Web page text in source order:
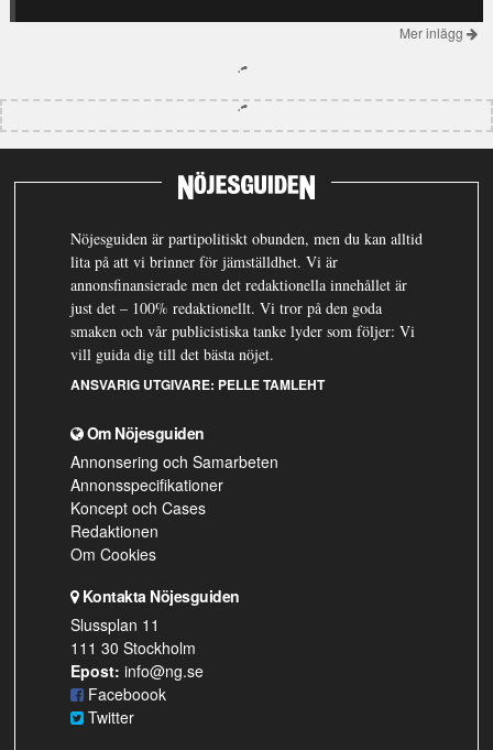
Mer inlägg
Nöjesguiden är partipolitiskt obunden, men du kan alltid
lita på att vi brinner för jämställdhet. Vi är
annonsfinansierade men det redaktionella innehållet är
just det – 100% redaktionellt. Vi tror på den goda
smaken och vår publicistiska tanke lyder som följer: Vi
vill guida dig till det bästa nöjet.
ANSVARIG UTGIVARE: PELLE TAMLEHT
Om Nöjesguiden
Annonsering och Samarbeten
Annonsspecifikationer
Koncept och Cases
Redaktionen
Om Cookies
Kontakta Nöjesguiden
Slussplan 11
111 30 Stockholm
Epost: info@ng.se
Faceboook
Twitter